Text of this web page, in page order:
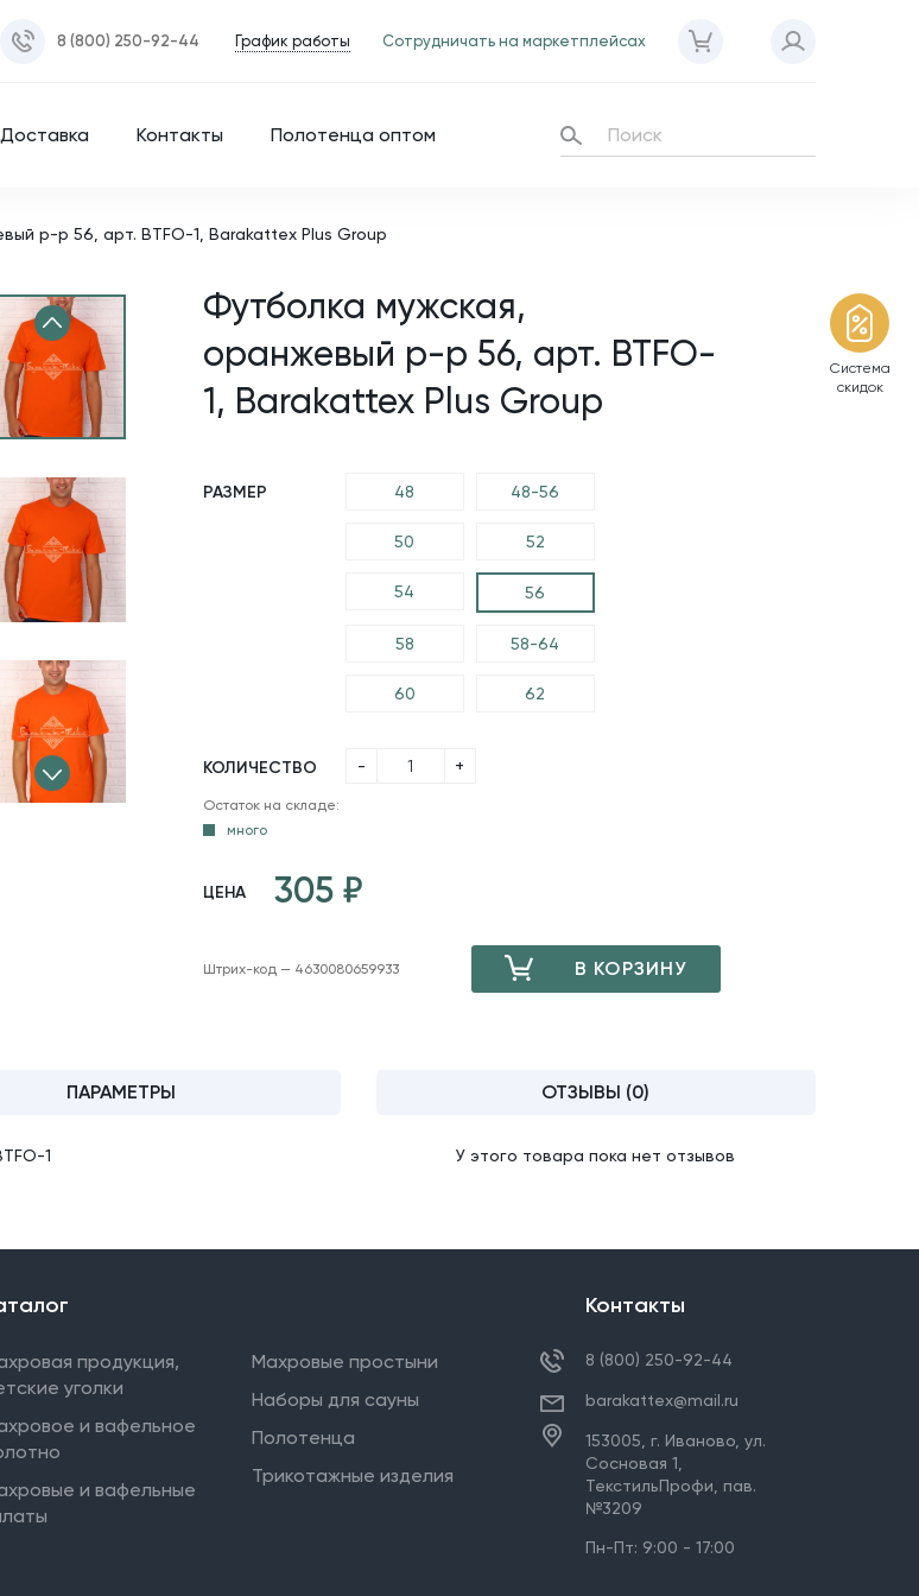
8 (800) 250-92-44 График работы Сотрудничать на маркетплейсах
Доставка Контакты Полотенца оптом
р-р 56, арт. BTFO-1, Barakattex Plus Group
Футболка мужская,
оранжевый р-р 56, арт. BTFO-
1, Barakattex Plus Group
РАЗМЕР 48 48-56
50 52
54 56
58 58-64
60 62
КОЛИЧЕСТВО - +
Остаток на складе:
много
ЦЕНА 305
Штрих-код — 4630080659933 В КОРЗИНУ
Система
скидок
ПАРАМЕТРЫ
1
ОТЗЫВЫ (0)
У этого товара пока нет отзывов
продукция,
уголки
и вафельное
и вафельные
Махровые простыни
Наборы для сауны
Полотенца
Трикотажные изделия
Контакты
8 (800) 250-92-44
barakattex@mail.ru
153005, г. Иваново ул.
Сосновая 1,
ТекстильПрофи, пав.
№3209
Пн-Пт: 9:00 - 17:00